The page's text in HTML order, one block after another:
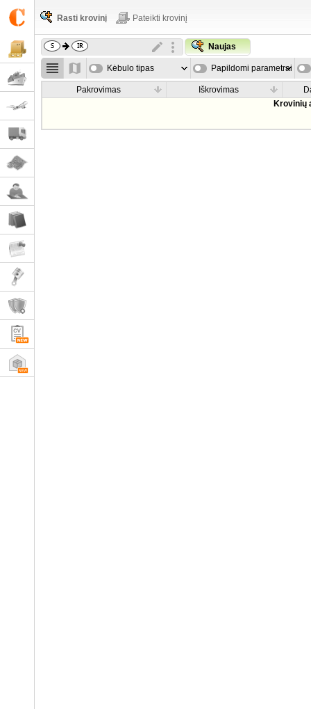
Rasti krovinį Pateikti krovinį
Naujas
Kėbulo tipas Papildomi parametrai
Pakrovimas Iškrovimas
Krovinių